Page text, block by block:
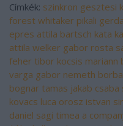
Címkék: szinkron gesztesi
forest whitaker pikali gerda
epres attila bartsch kata
attila welker gabor rosta
feher tibor kocsis mariann
varga gabor nemeth
bognar tamas jakab csaba
kovacs luca orosz istvan
daniel sagi timea a